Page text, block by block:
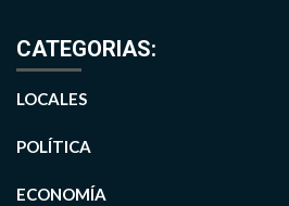
CATEGORIAS:
LOCALES
POLÍTICA
ECONOMÍA